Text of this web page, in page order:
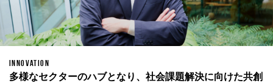
INNOVATION
多様なセクターのハブとなり、社会課題解決に向けた共創